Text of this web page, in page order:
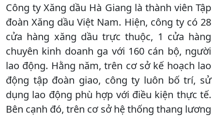
Công ty Xăng dầu Hà Giang là thành viên Tập
đoàn Xăng dầu Việt Nam. Hiện, công ty có 28
cửa hàng xăng dầu trực thuộc, 1 cửa hàng
chuyên kinh doanh ga với 160 cán bộ, người
lao động. Hằng năm, trên cơ sở kế hoạch lao
động tập đoàn giao, công ty luôn bố trí, sử
dụng lao động phù hợp với điều kiện thực tế.
Bên cạnh đó, trên cơ sở hệ thống thang lương